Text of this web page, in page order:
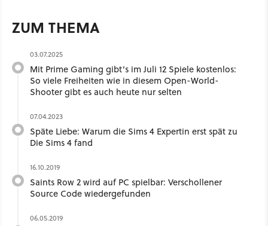
ZUM THEMA
03.07.2025
Mit Prime Gaming gibt’s im Juli 12 Spiele kostenlos:
So viele Freiheiten wie in diesem Open-World-
Shooter gibt es auch heute nur selten
07.04.2023
Späte Liebe: Warum die Sims 4 Expertin erst spät zu
Die Sims 4 fand
16.10.2019
Saints Row 2 wird auf PC spielbar: Verschollener
Source Code wiedergefunden
06.05.2019